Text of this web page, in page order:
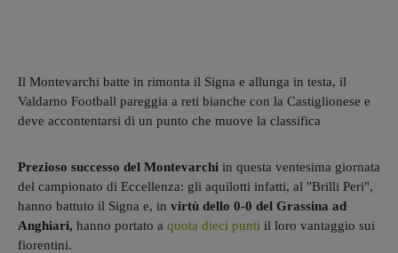
Il Montevarchi batte in rimonta il Signa e allunga in testa, il
Valdarno Football pareggia a reti bianche con la Castiglionese e
deve accontentarsi di un punto che muove la classifica
Prezioso successo del Montevarchi in questa ventesima giornata
del campionato di Eccellenza: gli aquilotti infatti, al "Brilli Peri",
hanno battuto il Signa e, in virtù dello 0-0 del Grassina ad
Anghiari, hanno portato a quota dieci punti il loro vantaggio sui
fiorentini.